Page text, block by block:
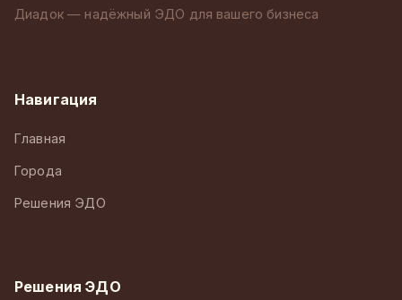
Диадок — надёжный ЭДО для вашего бизнеса
Навигация
Главная
Города
Решения ЭДО
Решения ЭДО